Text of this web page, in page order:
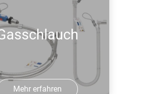
Mehr erfahren